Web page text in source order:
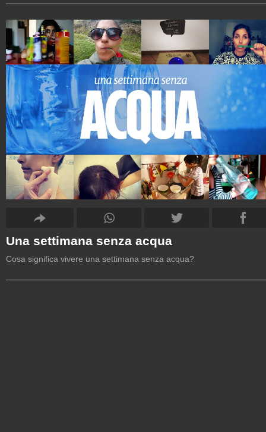
Una settimana senza acqua
Cosa significa vivere una settimana senza acqua?